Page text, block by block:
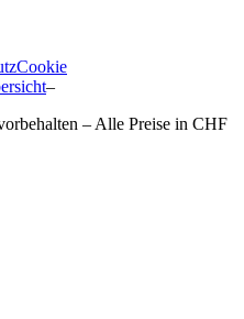
Cookie
–
– Alle Preise in CHF